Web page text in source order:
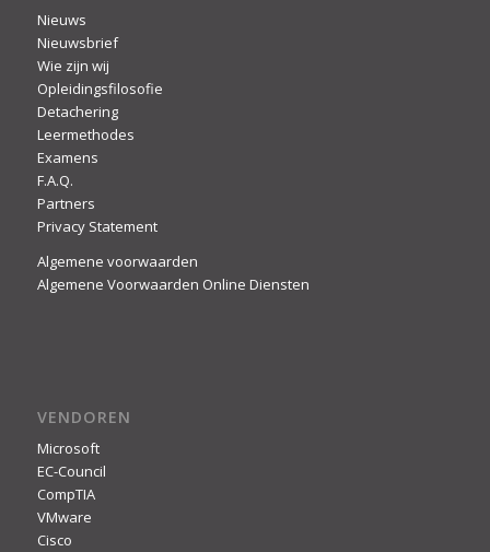
Nieuws
Nieuwsbrief
Wie zijn wij
Opleidingsfilosofie
Detachering
Leermethodes
Examens
F.A.Q.
Partners
Privacy Statement
Algemene voorwaarden
Algemene Voorwaarden Online Diensten
VENDOREN
Microsoft
EC-Council
CompTIA
VMware
Cisco